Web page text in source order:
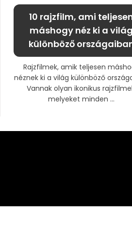
10 rajzfilm, ami
máshogy néz ki a világ
különböző
Rajzfilmek, amik teljesen
néznek ki a világ különböző
Vannak olyan ikonikus
melyeket minden ...